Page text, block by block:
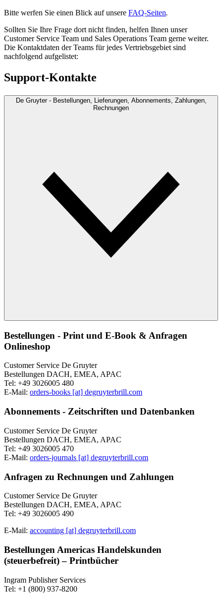
Bitte werfen Sie einen Blick auf unsere FAQ-Seiten.
Sollten Sie Ihre Frage dort nicht finden, helfen Ihnen unser
Customer Service Team und Sales Operations Team gerne weiter.
Die Kontaktdaten der Teams für jedes Vertriebsgebiet sind
nachfolgend aufgelistet:
Support-Kontakte
De Gruyter - Bestellungen, Lieferungen, Abonnements, Zahlungen,
Rechnungen
Bestellungen - Print und E-Book & Anfragen
Onlineshop
Customer Service De Gruyter
Bestellungen DACH, EMEA, APAC
Tel: +49 3026005 480
E-Mail: orders-books [at] degruyterbrill.com
Abonnements - Zeitschriften und Datenbanken
Customer Service De Gruyter
Bestellungen DACH, EMEA, APAC
Tel: +49 3026005 470
E-Mail: orders-journals [at] degruyterbrill.com
Anfragen zu Rechnungen und Zahlungen
Customer Service De Gruyter
Bestellungen DACH, EMEA, APAC
Tel: +49 3026005 490
E-Mail: accounting [at] degruyterbrill.com
Bestellungen Americas Handelskunden
(steuerbefreit) – Printbücher
Ingram Publisher Services
Tel: +1 (800) 937-8200